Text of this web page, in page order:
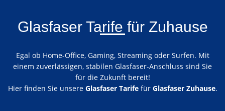
Glasfaser Tarife für Zuhause
Egal ob Home-Office, Gaming, Streaming oder Surfen. Mit
einem zuverlässigen, stabilen Glasfaser-Anschluss sind Sie
für die Zukunft bereit!
Hier finden Sie unsere Glasfaser Tarifefür Glasfaser Zuhause.